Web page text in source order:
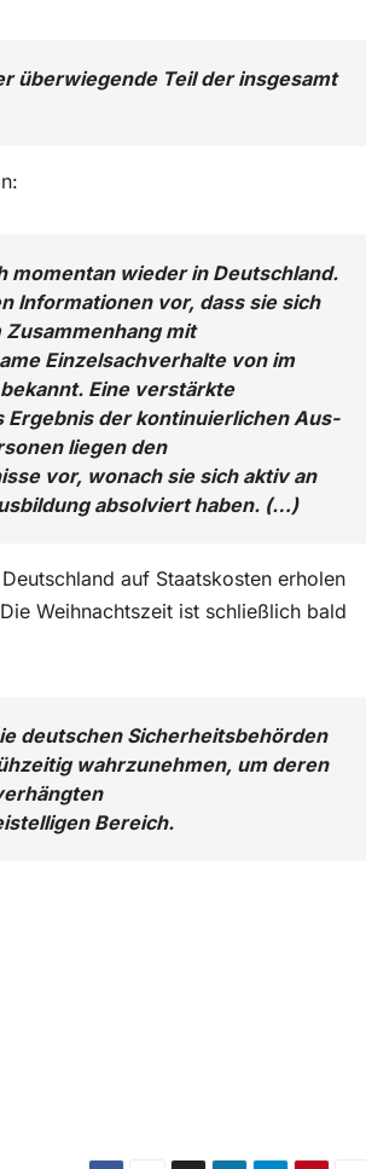
überwiegende Teil der insgesamt
wieder in Deutschland.
Informationen vor, dass sie sich
mit
Einzelsachverhalte von im
Eine verstärkte
Ergebnis der kontinuierlichen Aus-
liegen den
vor, wonach sie sich aktiv an
absolviert haben. (…)
auf Staatskosten erholen
Weihnachtszeit ist schließlich bald
deutschen Sicherheitsbehörden
wahrzunehmen, um deren
Bereich.